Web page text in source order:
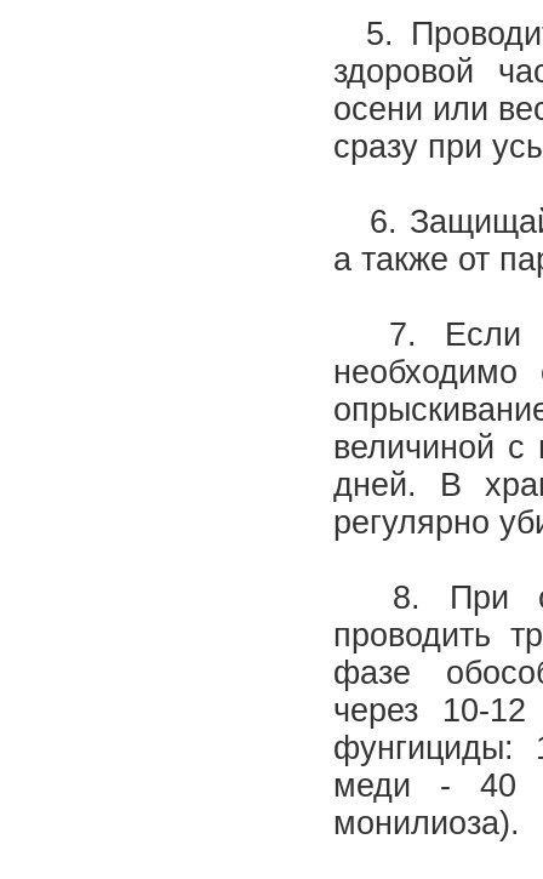
5.
здоровой
осени или
сразу при
6.
а также от
7. Если в
необходимо
величиной с
дней. В
регулярно
8. При
проводить
фазе
через 10-
фунгициды:
меди - 40
монилиоза).